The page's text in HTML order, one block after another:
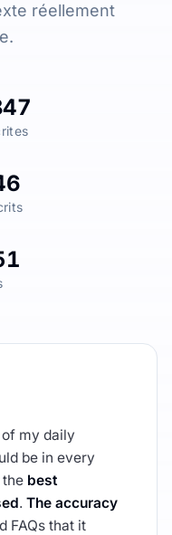
réellement
my daily
be in every
best
. The accuracy
FAQs that it